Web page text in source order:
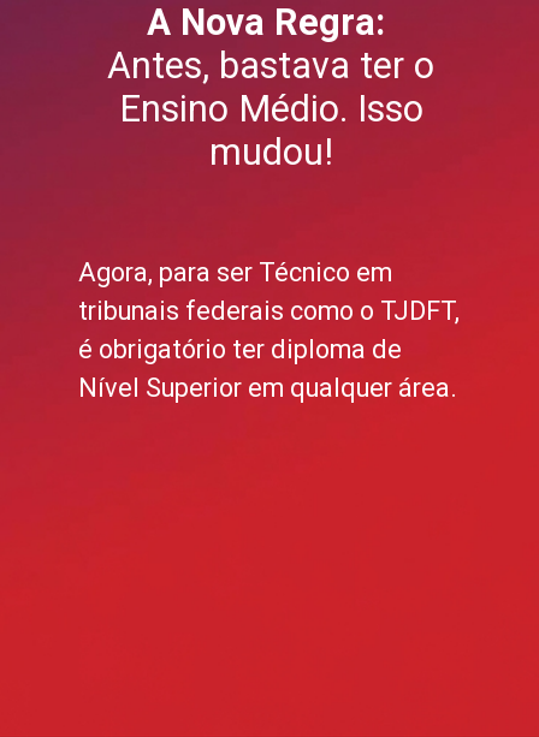
A Nova Regra:
Antes, bastava ter o
Ensino Médio. Isso
mudou!
Agora, para ser Técnico em
tribunais federais como o TJDFT,
é obrigatório ter diploma de
Nível Superior em qualquer área.